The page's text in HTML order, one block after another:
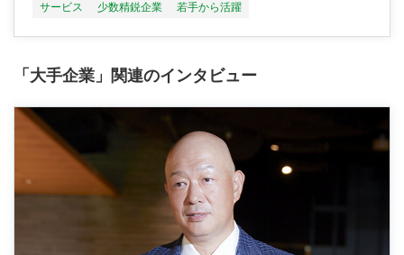
サービス 少数精鋭企業 若手から活躍
「大手企業」関連のインタビュー